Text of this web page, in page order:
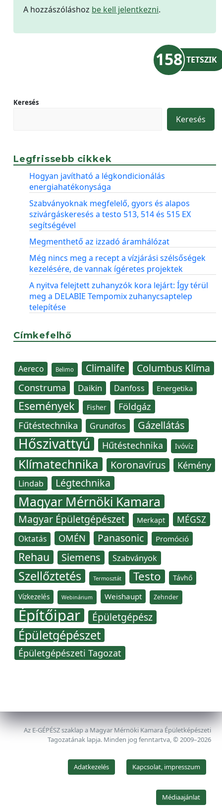
A hozzászóláshoz be kell jelentkezni.
158 TETSZIK
Keresés
Keresés
Legfrissebb cikkek
Hogyan javítható a légkondicionálás
energiahatékonysága
Szabványoknak megfelelő, gyors és alapos
szivárgáskeresés a testo 513, 514 és 515 EX
segítségével
Megmenthető az izzadó áramhálózat
Még nincs meg a recept a vízjárási szélsőségek
kezelésére, de vannak ígéretes projektek
A nyitva felejtett zuhanyzók kora lejárt: Így térül
meg a DELABIE Tempomix zuhanycsaptelep
telepítése
Címkefelhő
Aereco Belimo Climalife Columbus Klíma
Construma Daikin Danfoss Energetika
Események Fisher Földgáz
Fűtéstechnika Grundfos Gázellátás
Hőszivattyú Hűtéstechnika Ivóvíz
Klímatechnika Koronavírus Kémény
Lindab Légtechnika
Magyar Mérnöki Kamara
Magyar Épületgépészet Merkapt MÉGSZ
Oktatás OMÉN Panasonic Promóció
Rehau Siemens Szabványok
Szellőztetés Termosztát Testo Távhő
Vízkezelés Webinárium Weishaupt Zehnder
Építőipar Épületgépész
Épületgépészet
Épületgépészeti Tagozat
Az E-GÉPÉSZ szaklap a Magyar Mérnöki Kamara Épületképészeti
Tagozatának lapja. Minden jog fenntartva, © 2009–2026
Adatkezelés Kapcsolat, impresszum
Médiaajánlat